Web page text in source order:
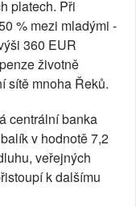
platech. Při
% mezi mladými -
360 EUR
životně
sítě mnoha Řeků.
centrální banka
v hodnotě 7,2
veřejných
k dalšímu